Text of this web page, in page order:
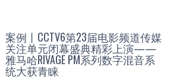
案例丨CCTV6第23届电影频道传媒
关注单元闭幕盛典精彩上演——
雅马哈RIVAGE PM系列数字混音系
统大获青睐